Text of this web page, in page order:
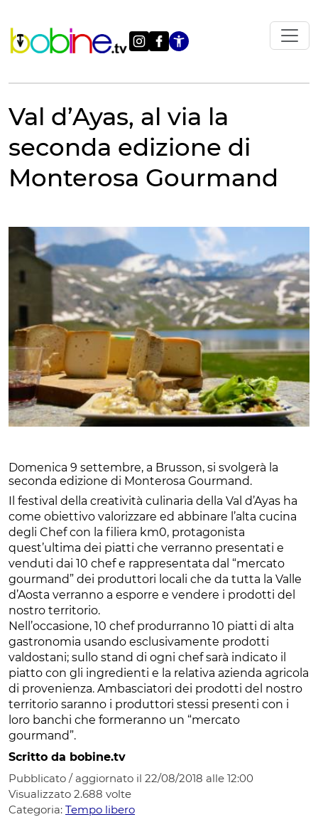
contenuto
Apri le
Val d’Ayas, al via la
seconda edizione di
Monterosa Gourmand
Domenica 9 settembre, a Brusson, si svolgerà la
seconda edizione di Monterosa Gourmand.
Il festival della creatività culinaria della Val d’Ayas ha
come obiettivo valorizzare ed abbinare l’alta cucina
degli Chef con la filiera km0, protagonista
quest’ultima dei piatti che verranno presentati e
venduti dai 10 chef e rappresentata dal “mercato
gourmand” dei produttori locali che da tutta la Valle
d’Aosta verranno a esporre e vendere i prodotti del
nostro territorio.
Nell’occasione, 10 chef produrranno 10 piatti di alta
gastronomia usando esclusivamente prodotti
valdostani; sullo stand di ogni chef sarà indicato il
piatto con gli ingredienti e la relativa azienda agricola
di provenienza. Ambasciatori dei prodotti del nostro
territorio saranno i produttori stessi presenti con i
loro banchi che formeranno un “mercato
gourmand”.
Scritto da bobine.tv
Pubblicato / aggiornato il 22/08/2018 alle 12:00
Visualizzato 2.688 volte
Categoria: Tempo libero